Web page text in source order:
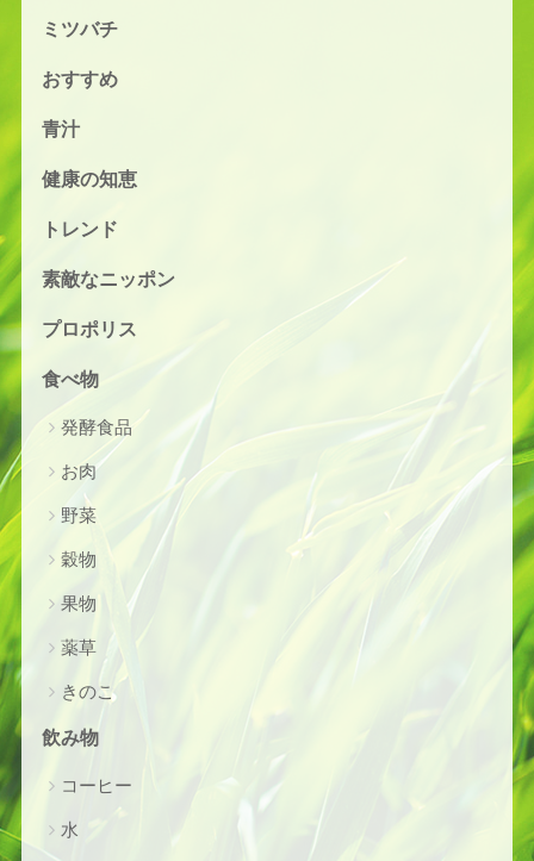
ミツバチ
おすすめ
青汁
健康の知恵
トレンド
素敵なニッポン
プロポリス
食べ物
発酵食品
お肉
野菜
穀物
果物
薬草
きのこ
飲み物
コーヒー
水